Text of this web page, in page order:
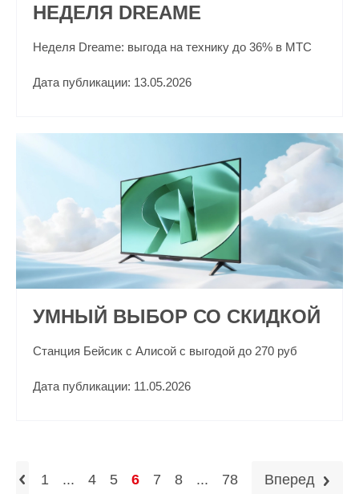
НЕДЕЛЯ DREAME
Неделя Dreame: выгода на технику до 36% в МТС
Дата публикации: 13.05.2026
УМНЫЙ ВЫБОР СО СКИДКОЙ
Станция Бейсик с Алисой с выгодой до 270 руб
Дата публикации: 11.05.2026
1 ... 4 5 6 7 8 ... 78 Вперед